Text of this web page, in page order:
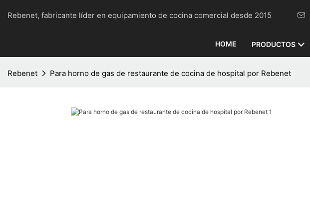
Rebenet, fabricante líder en equipamiento de cocina comercial desde 2015
HOME PRODUCTOS
Rebenet Para horno de gas de restaurante de cocina de hospital por Rebenet